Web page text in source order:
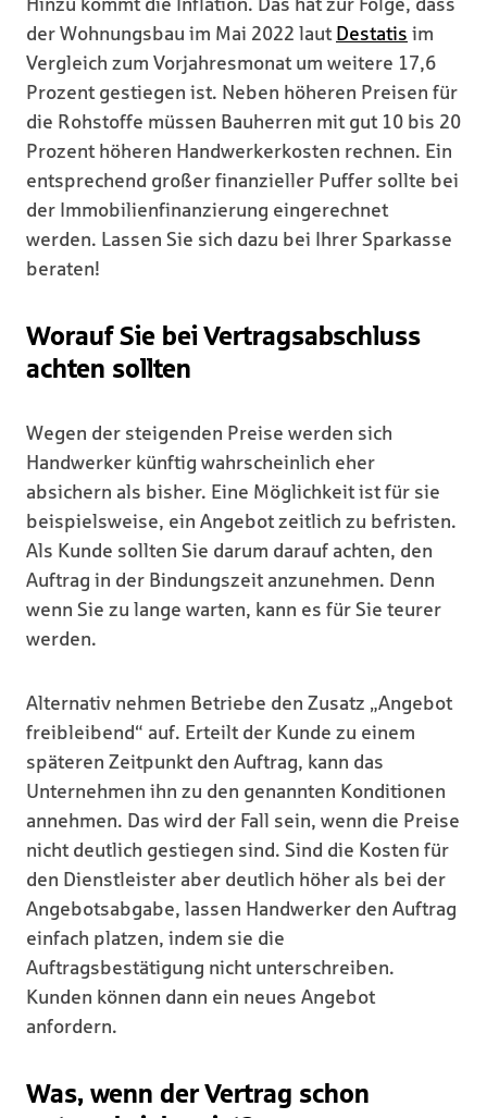
Hinzu kommt die Inflation. Das hat zur Folge, dass
der Wohnungsbau im Mai 2022 laut Destatis im
Vergleich zum Vorjahresmonat um weitere 17,6
Prozent gestiegen ist. Neben höheren Preisen für
die Rohstoffe müssen Bauherren mit gut 10 bis 20
Prozent höheren Handwerkerkosten rechnen. Ein
entsprechend großer finanzieller Puffer sollte bei
der Immobilienfinanzierung eingerechnet
werden. Lassen Sie sich dazu bei Ihrer Sparkasse
beraten!
Worauf Sie bei Vertragsabschluss
achten sollten
Wegen der steigenden Preise werden sich
Handwerker künftig wahrscheinlich eher
absichern als bisher. Eine Möglichkeit ist für sie
beispielsweise, ein Angebot zeitlich zu befristen.
Als Kunde sollten Sie darum darauf achten, den
Auftrag in der Bindungszeit anzunehmen. Denn
wenn Sie zu lange warten, kann es für Sie teurer
werden.
Alternativ nehmen Betriebe den Zusatz „Angebot
freibleibend“ auf. Erteilt der Kunde zu einem
späteren Zeitpunkt den Auftrag, kann das
Unternehmen ihn zu den genannten Konditionen
annehmen. Das wird der Fall sein, wenn die Preise
nicht deutlich gestiegen sind. Sind die Kosten für
den Dienstleister aber deutlich höher als bei der
Angebotsabgabe, lassen Handwerker den Auftrag
einfach platzen, indem sie die
Auftragsbestätigung nicht unterschreiben.
Kunden können dann ein neues Angebot
anfordern.
Was, wenn der Vertrag schon